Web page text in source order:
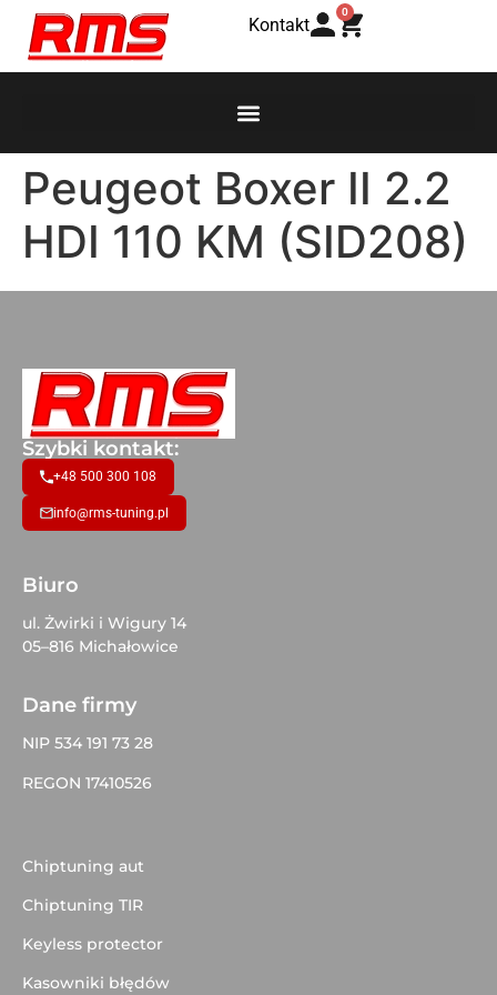
Kontakt
0
Peugeot Boxer II 2.2
HDI 110 KM (SID208)
Szybki kontakt:
+48 500 300 108
info@rms-tuning.pl
Biuro
ul. Żwirki i Wigury 14
05–816 Michałowice
Dane firmy
NIP 534 191 73 28
REGON 17410526
Chiptuning aut
Chiptuning TIR
Keyless protector
Kasowniki błędów